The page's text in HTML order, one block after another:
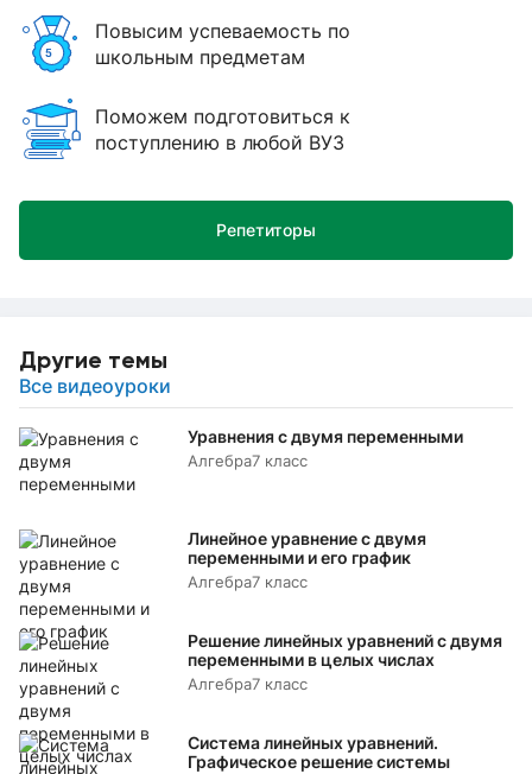
Другие темы
Все видеоуроки
Уравнения с двумя переменными
Алгебра7 класс
Линейное уравнение с двумя
переменными и его график
Алгебра7 класс
Решение линейных уравнений с двумя
переменными в целых числах
Алгебра7 класс
Система линейных уравнений.
Графическое решение системы
Повысим успеваемость по
школьным предметам
Поможем подготовиться к
поступлению в любой ВУЗ
Репетиторы